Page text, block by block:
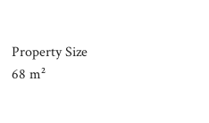
Property Size
68 m²